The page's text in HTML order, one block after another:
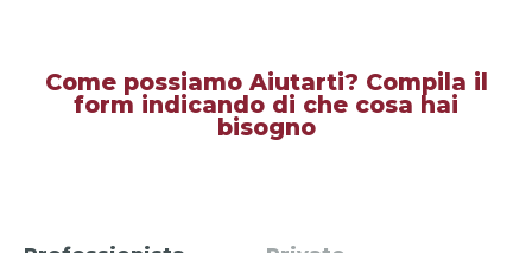
Come possiamo Aiutarti? Compila il
form indicando di che cosa hai
bisogno